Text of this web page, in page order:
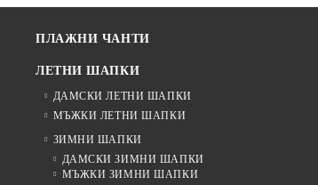
ПЛАЖНИ ЧАНТИ
ЛЕТНИ ШАПКИ
ДАМСКИ ЛЕТНИ ШАПКИ
МЪЖКИ ЛЕТНИ ШАПКИ
ЗИМНИ ШАПКИ
ДАМСКИ ЗИМНИ ШАПКИ
МЪЖКИ ЗИМНИ ШАПКИ